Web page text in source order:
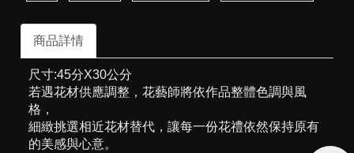
商品詳情
尺寸:45分X30公分
若遇花材供應調整，花藝師將依作品整體色調與風
格，
細緻挑選相近花材替代，讓每一份花禮依然保持原有
的美感與心意。